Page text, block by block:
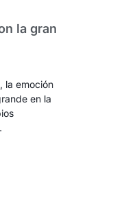
la gran
la emoción
en la